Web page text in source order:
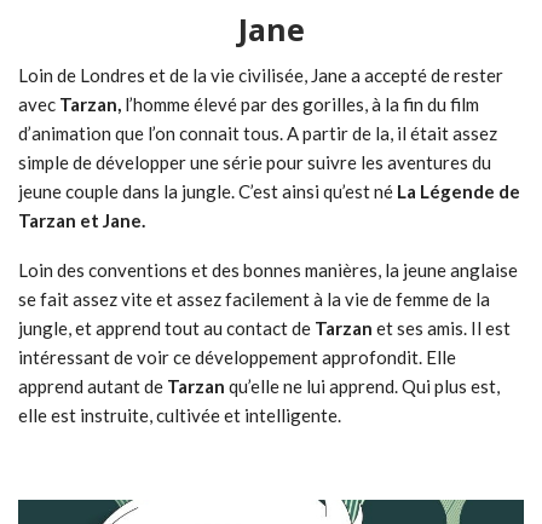
Jane
Loin de Londres et de la vie civilisée, Jane a accepté de rester
avec Tarzan, l’homme élevé par des gorilles, à la fin du film
d’animation que l’on connait tous. A partir de la, il était assez
simple de développer une série pour suivre les aventures du
jeune couple dans la jungle. C’est ainsi qu’est né La Légende de
Tarzan et Jane.
Loin des conventions et des bonnes manières, la jeune anglaise
se fait assez vite et assez facilement à la vie de femme de la
jungle, et apprend tout au contact de Tarzan et ses amis. Il est
intéressant de voir ce développement approfondit. Elle
apprend autant de Tarzan qu’elle ne lui apprend. Qui plus est,
elle est instruite, cultivée et intelligente.